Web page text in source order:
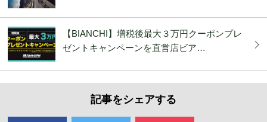
【BIANCHI】増税後最大３万円クーポンプレ
ゼントキャンペーンを直営店ビア…
記事をシェアする